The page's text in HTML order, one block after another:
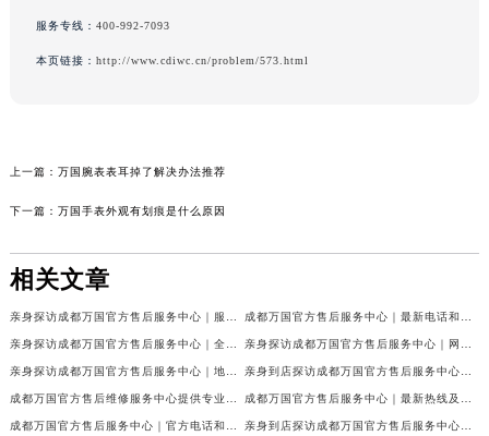
服务专线： 400-992-7093
本页链接： http://www.cdiwc.cn/problem/573.html
上一篇： 万国腕表表耳掉了解决办法推荐
下一篇： 万国手表外观有划痕是什么原因
相关文章
亲身探访成都万国官方售后服务中心｜服务热线及完整地址（2026年7月最新） 成都万国官方售后服务中心｜最新电话和官方维修地址权威信息公示（2026年7月最新）
亲身探访成都万国官方售后服务中心｜全新地址与官方电话（2026年7月最新） 亲身探访成都万国官方售后服务中心｜网点地址与客服电话（2026年7月最新）
亲身探访成都万国官方售后服务中心｜地址及官方联系电话（2026年7月最新） 亲身到店探访成都万国官方售后服务中心｜官方地址与维修热线（2026年7月最新）
成都万国官方售后维修服务中心提供专业手表保养服务权威公示（2026年7月最新） 成都万国官方售后服务中心｜最新热线及维修地址权威信息公示（2026年7月最新）
成都万国官方售后服务中心｜官方电话和完整维修地址权威信息公示（2026年7月最新） 亲身到店探访成都万国官方售后服务中心｜维修地址与官方客服热线（2026年7月最新）